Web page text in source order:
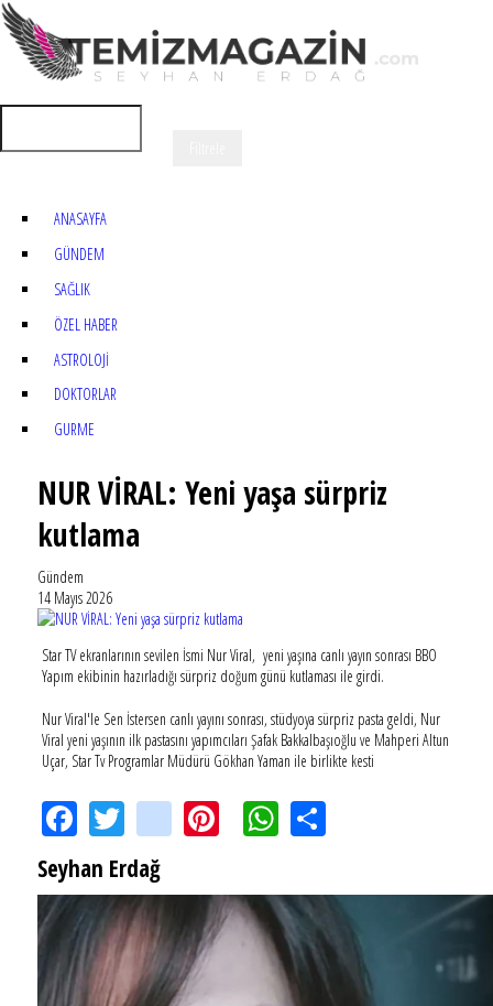
ANASAYFA
GÜNDEM
SAĞLIK
ÖZEL HABER
ASTROLOJİ
DOKTORLAR
GURME
NUR VİRAL: Yeni yaşa sürpriz
kutlama
Gündem
14 Mayıs 2026
Star TV ekranlarının sevilen İsmi Nur Viral, yeni yaşına canlı yayın sonrası BBO
Yapım ekibinin hazırladığı sürpriz doğum günü kutlaması ile girdi.
Nur Viral'le Sen İstersen canlı yayını sonrası, stüdyoya sürpriz pasta geldi, Nur
Viral yeni yaşının ilk pastasını yapımcıları Şafak Bakkalbaşıoğlu ve Mahperi Altun
Uçar, Star Tv Programlar Müdürü Gökhan Yaman ile birlikte kesti
FacebookTwitterinstagramPinterestWhatsApp
Seyhan Erdağ
SEYHAN ERDAĞ YAZDI: Peki Mehmet Ali Erbil bu evliliği neden yaptı?